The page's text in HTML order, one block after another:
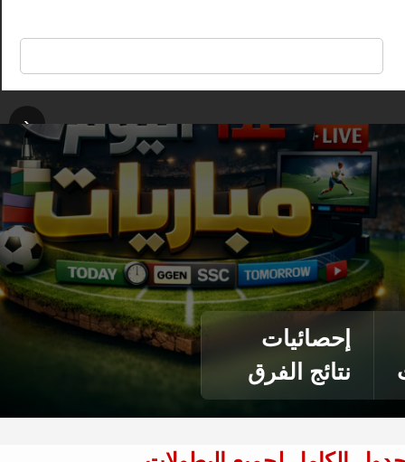
‹
إحصائيات
نتائج الفرق